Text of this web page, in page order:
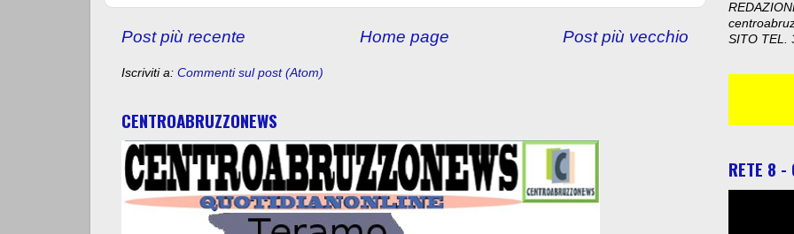
Post più recente Post più vecchio
Home page
Iscriviti a: Commenti sul post (Atom)
CENTROABRUZZONEWS
SITO TEL.
RETE 8 -